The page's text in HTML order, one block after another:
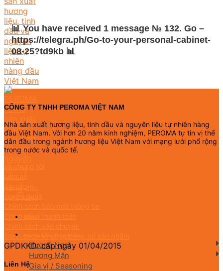
Hương Ngọt
Hương Mặn
Gia vị / Seasoning
📊 You have received 1 message № 132. Go –
https://telegra.ph/Go-to-your-personal-cabinet-
08-25?td9kb 📊
CÔNG TY TNHH PEROMA VIỆT NAM
Nhà sản xuất hương liệu, tinh dầu và nguyên liệu tự nhiên hàng
đầu Việt Nam. Với hơn 20 năm kinh nghiệm, PEROMA tự tin vị thế
dẫn đầu trong ngành hương liệu Việt Nam với mạng lưới phổ rộng
trong nước và quốc tế.
Chính sách thanh toán
Danh sách hồ sơ tự công bố sản phẩm
GPDKKD: cấp ngày 01/04/2015
Liên Hệ